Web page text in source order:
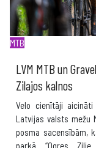
MTB
LVM MTB un
Zilajos kalnos
Velo cienītāji
Latvijas valsts mežu
posma sacensībām,
parkā “Ogres Zilie